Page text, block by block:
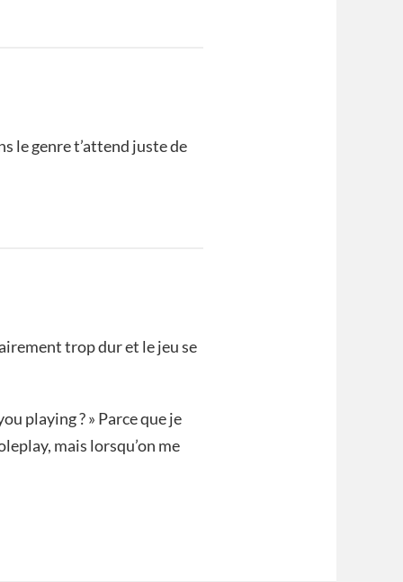
le genre t’attend juste de
trop dur et le jeu se
playing ? » Parce que je
mais lorsqu’on me